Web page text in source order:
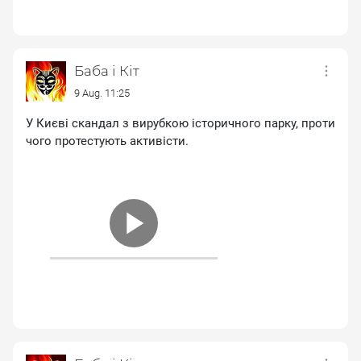
Баба і Кіт
9 Aug. 11:25
У Києві скандал з вирубкою історичного парку, проти
чого протестують активісти.